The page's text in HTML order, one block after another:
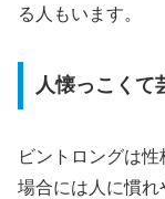
る人もいます。
人懐っこくて
ビントロングは
場合には人に慣れ